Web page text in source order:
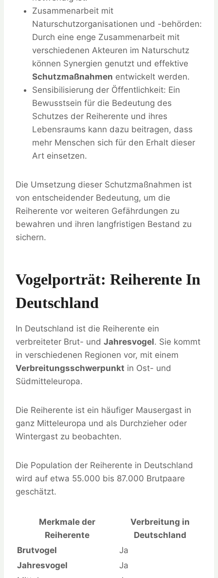
Zusammenarbeit mit
Naturschutzorganisationen und -behörden:
Durch eine enge Zusammenarbeit mit
verschiedenen Akteuren im Naturschutz
können Synergien genutzt und effektive
Schutzmaßnahmen entwickelt werden.
Sensibilisierung der Öffentlichkeit: Ein
Bewusstsein für die Bedeutung des
Schutzes der Reiherente und ihres
Lebensraums kann dazu beitragen, dass
mehr Menschen sich für den Erhalt dieser
Art einsetzen.
Die Umsetzung dieser Schutzmaßnahmen ist
von entscheidender Bedeutung, um die
Reiherente vor weiteren Gefährdungen zu
bewahren und ihren langfristigen Bestand zu
sichern.
Vogelporträt: Reiherente In
Deutschland
In Deutschland ist die Reiherente ein
verbreiteter Brut- und Jahresvogel. Sie kommt
in verschiedenen Regionen vor, mit einem
Verbreitungsschwerpunkt in Ost- und
Südmitteleuropa.
Die Reiherente ist ein häufiger Mausergast in
ganz Mitteleuropa und als Durchzieher oder
Wintergast zu beobachten.
Die Population der Reiherente in Deutschland
wird auf etwa 55.000 bis 87.000 Brutpaare
geschätzt.
Merkmale der
Reiherente
Verbreitung in
Deutschland
Brutvogel
Ja
Jahresvogel
Ja